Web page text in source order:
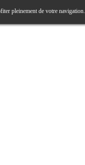
pleinement de votre navigation.